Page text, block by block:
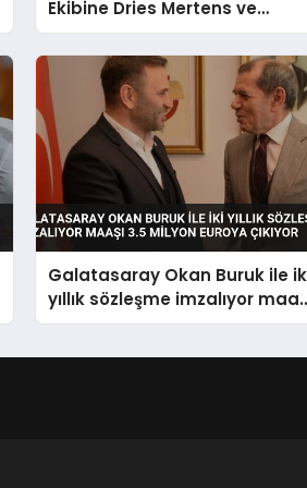
Ekibine Dries Mertens ve
Tuğberk Tanrıvermiş’i Katıyor
Galatasaray Okan Buruk ile
yıllık sözleşme imzalıyor
3.5 milyon euroya çıkıyor